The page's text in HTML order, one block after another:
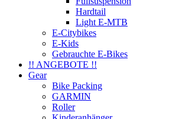
Hardtail
Light E-MTB
E-Citybikes
E-Kids
Gebrauchte E-Bikes
!! ANGEBOTE !!
Gear
Bike Packing
GARMIN
Roller